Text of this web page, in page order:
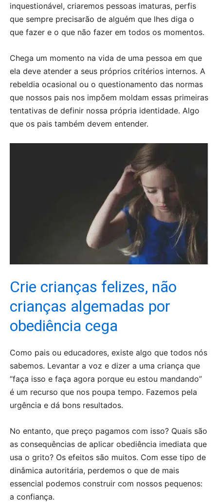
inquestionável, criaremos pessoas imaturas, perfis
que sempre precisarão de alguém que lhes diga o
que fazer e o que não fazer em todos os momentos.
Chega um momento na vida de uma pessoa em que
ela deve atender a seus próprios critérios internos. A
rebeldia ocasional ou o questionamento das normas
que nossos pais nos impõem moldam essas primeiras
tentativas de definir nossa própria identidade. Algo
que os pais também devem entender.
Crie crianças felizes, não
crianças algemadas por
obediência cega
Como pais ou educadores, existe algo que todos nós
sabemos. Levantar a voz e dizer a uma criança que
“faça isso e faça agora porque eu estou mandando”
é um recurso que nos poupa tempo. Fazemos pela
urgência e dá bons resultados.
No entanto, que preço pagamos com isso? Quais são
as consequências de aplicar obediência imediata que
usa o grito? Os efeitos são muitos. Com esse tipo de
dinâmica autoritária, perdemos o que de mais
essencial podemos construir com nossos pequenos:
a confiança.